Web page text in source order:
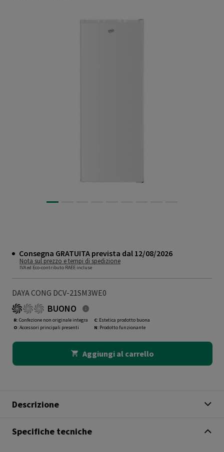
Consegna GRATUITA prevista dal 12/08/2026
Nota sul prezzo e tempi di spedizione
IVA ed Eco-contributo RAEE incluse
DAYA CONG DCV-21SM3WE0
BUONO
R: Confezione non originale integra
O: Accessori principali presenti
C: Estetica prodotto buona
N: Prodotto funzionante
Aggiungi al carrello
Descrizione
Specifiche tecniche